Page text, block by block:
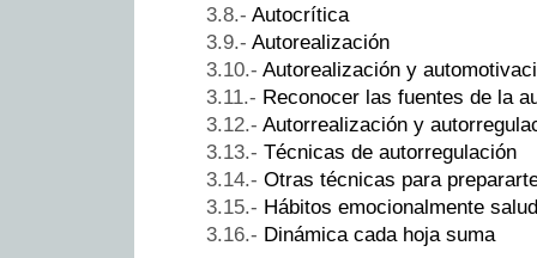
Autocrítica
Autorealización
Autorealización y
Reconocer las fuentes de la
Autorrealización y
Técnicas de autorregulación
Otras técnicas para
Hábitos emocionalmente
Dinámica cada hoja suma